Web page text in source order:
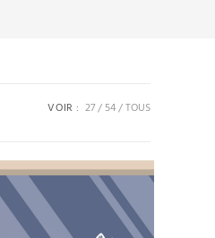
VOIR : 27 54 TOUS